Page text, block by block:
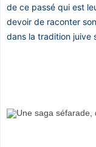
de ce passé qui est
devoir de raconter
dans la tradition juive